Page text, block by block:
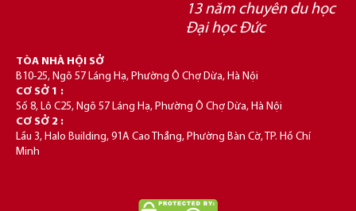
13 năm chuyên du học
Đại học Đức
TÒA NHÀ HỘI SỞ
B10-25, Ngõ 57 Láng Hạ, Phường Ô Chợ Dừa, Hà Nội
CƠ SỞ 1 :
Số 8, Lô C25, Ngõ 57 Láng Hạ, Phường Ô Chợ Dừa, Hà Nội
CƠ SỞ 2 :
Lầu 3, Halo Building, 91A Cao Thắng, Phường Bàn Cờ, TP. Hồ Chí
Minh